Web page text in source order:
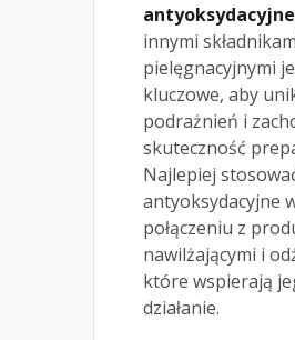
innymi
pielęgnacyjnymi
kluczowe, aby
podrażnień i
skuteczność
Najlepiej
antyoksydacyjne
połączeniu z
nawilżającymi i
które wspierają
działanie.